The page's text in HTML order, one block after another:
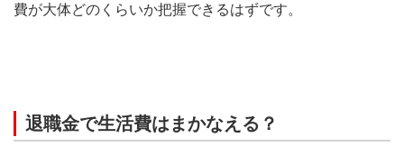
費が大体どのくらいか把握できるはずです。
退職金で生活費はまかなえる？